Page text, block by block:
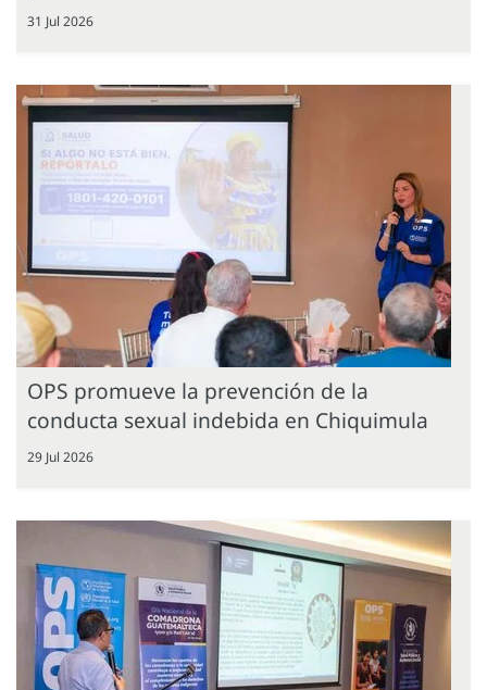
31 Jul 2026
OPS promueve la prevención de la
conducta sexual indebida en Chiquimula
29 Jul 2026